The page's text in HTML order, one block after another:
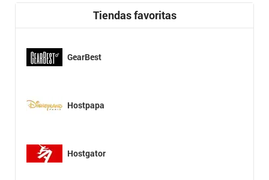
Tiendas favoritas
GearBest
Hostpapa
Hostgator